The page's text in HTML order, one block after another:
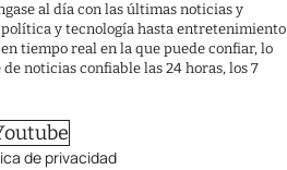
al día con las últimas noticias y
política y tecnología hasta entretenimiento
tiempo real en la que puede confiar, lo
noticias confiable las 24 horas, los 7
de privacidad